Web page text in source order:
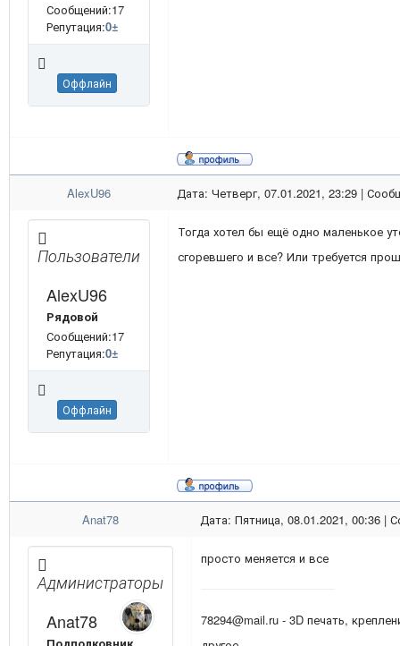
Сообщений:17
Репутация:0±
Оффлайн
AlexU96 Дата: Четверг, 07.01.2021, 23:29 |
Пользователи
AlexU96
Рядовой
Сообщений:17
Репутация:0±
Оффлайн
Тогда хотел бы ещё одно маленькое
сгоревшего и все? Или требуется
Anat78 Дата: Пятница, 08.01.2021, 00:36 |
Администраторы
Anat78
просто меняется и все
78294@mail.ru - 3D печать,